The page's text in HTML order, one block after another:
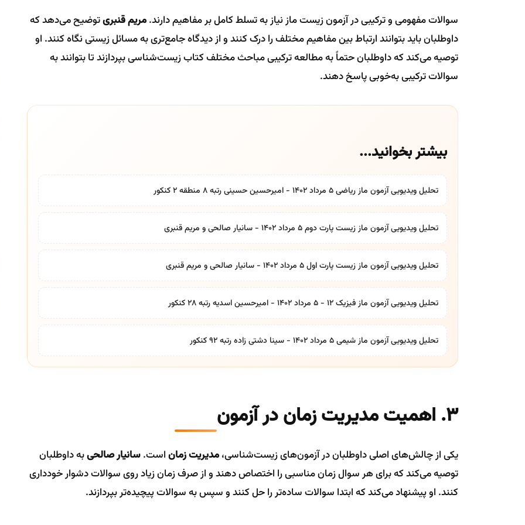
سوالات مفهومی و ترکیبی در آزمون زیست ماز نیاز به تسلط کامل بر مفاهیم دارند.مریم قنبریتوضیح می‌دهد که
داوطلبان باید بتوانند ارتباط بین مفاهیم مختلف را درک کنند و از دیدگاه جامع‌تری به مسائل زیستی نگاه کنند. او
توصیه می‌کند که داوطلبان حتماً به مطالعه ترکیبی مباحث مختلف کتاب زیست‌شناسی بپردازند تا بتوانند به
سوالات ترکیبی به‌خوبی پاسخ دهند.
بیشتر بخوانید...
تحلیل ویدیویی آزمون ماز ریاضی ۵ مرداد ۱۴۰۲ - امیرحسین حسینی رتبه ۸ منطقه ۲ کنکور
تحلیل ویدیویی آزمون ماز زیست پارت دوم ۵ مرداد ۱۴۰۲ - سانیار صالحی و مریم قنبری
تحلیل ویدیویی آزمون ماز زیست پارت اول ۵ مرداد ۱۴۰۲ - سانیار صالحی و مریم قنبری
تحلیل ویدیویی آزمون ماز فیزیک ۱۲ - ۵ مرداد ۱۴۰۲ - امیرحسین اسدیه رتبه ۲۸ کنکور
تحلیل ویدیویی آزمون ماز شیمی ۵ مرداد ۱۴۰۲ - سینا دشتی زاده رتبه ۹۲ کنکور
۳. اهمیت مدیریت زمان در آزمون
یکی از چالش‌های اصلی داوطلبان در آزمون‌های زیست‌شناسی،مدیریت زماناست.سانیار صالحیبه داوطلبان
توصیه می‌کند که برای هر سوال زمان مناسبی را اختصاص دهند و از صرف زمان زیاد روی سوالات دشوار خودداری
کنند. او پیشنهاد می‌کند که ابتدا سوالات ساده‌تر را حل کنند و سپس به سوالات پیچیده‌تر بپردازند.